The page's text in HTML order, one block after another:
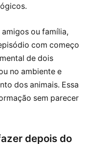
ou família,
com começo
de dois
no ambiente e
dos animais. Essa
sem parecer
depois do